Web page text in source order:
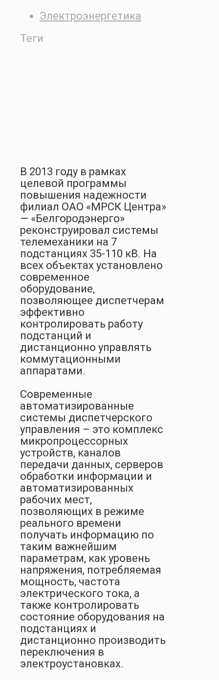
Электроэнергетика
Теги
В 2013 году в рамках
целевой программы
повышения надежности
филиал ОАО «МРСК Центра»
— «Белгородэнерго»
реконструировал системы
телемеханики на 7
подстанциях 35-110 кВ. На
всех объектах установлено
современное
оборудование,
позволяющее диспетчерам
эффективно
контролировать работу
подстанций и
дистанционно управлять
коммутационными
аппаратами.
Современные
автоматизированные
системы диспетчерского
управления – это комплекс
микропроцессорных
устройств, каналов
передачи данных, серверов
обработки информации и
автоматизированных
рабочих мест,
позволяющих в режиме
реального времени
получать информацию по
таким важнейшим
параметрам, как уровень
напряжения, потребляемая
мощность, частота
электрического тока, а
также контролировать
состояние оборудования на
подстанциях и
дистанционно производить
переключения в
электроустановках.